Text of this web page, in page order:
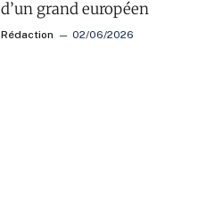
d’un grand européen
Rédaction 02/06/2026